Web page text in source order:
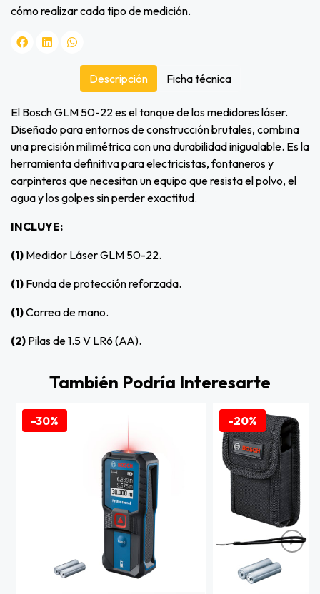
cómo realizar cada tipo de medición.
El Bosch GLM 50-22 es el tanque de los medidores láser.
Diseñado para entornos de construcción brutales, combina
una precisión milimétrica con una durabilidad inigualable. Es la
herramienta definitiva para electricistas, fontaneros y
carpinteros que necesitan un equipo que resista el polvo, el
agua y los golpes sin perder exactitud.
INCLUYE:
(1) Medidor Láser GLM 50-22.
(1) Funda de protección reforzada.
(1)Correa de mano.
(2) Pilas de 1.5 V LR6 (AA).
Descripción Ficha técnica
También Podría Interesarte
-30% -20%